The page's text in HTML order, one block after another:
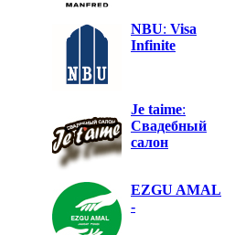
NBU: Visa
Infinite
Je taime:
Свадебный
салон
EZGU AMAL
-